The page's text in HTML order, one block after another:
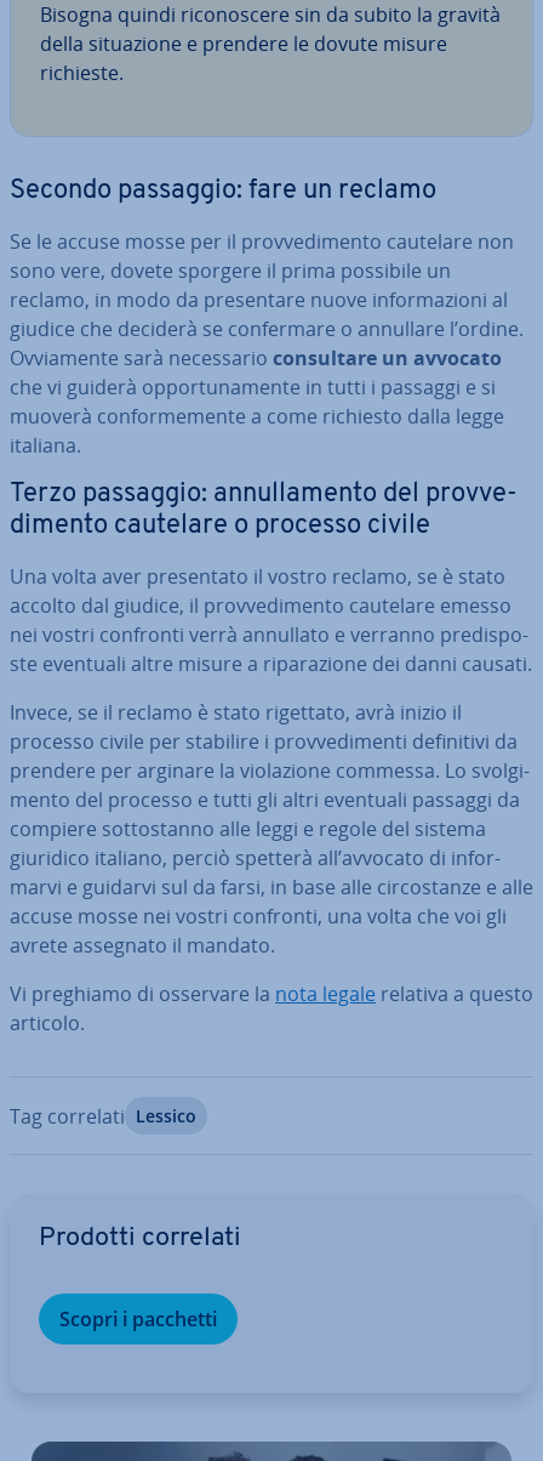
Bisogna quindi ri­co­no­sce­re sin da subito la gravità
della si­tua­zio­ne e prendere le dovute misure
richieste.
Secondo passaggio: fare un reclamo
Se le accuse mosse per il prov­ve­di­men­to cautelare non
sono vere, dovete sporgere il prima possibile un
reclamo, in modo da pre­sen­ta­re nuove in­for­ma­zio­ni al
giudice che deciderà se con­fer­ma­re o annullare l’ordine.
Ov­via­men­te sarà ne­ces­sa­rio con­sul­ta­re un avvocato
che vi guiderà op­por­tu­na­men­te in tutti i passaggi e si
muoverà con­for­me­men­te a come richiesto dalla legge
italiana.
Terzo passaggio: an­nul­la­men­to del prov­ve­
di­men­to cautelare o processo civile
Una volta aver pre­sen­ta­to il vostro reclamo, se è stato
accolto dal giudice, il prov­ve­di­men­to cautelare emesso
nei vostri confronti verrà annullato e verranno pre­di­spo­
ste eventuali altre misure a ri­pa­ra­zio­ne dei danni causati.
Invece, se il reclamo è stato rigettato, avrà inizio il
processo civile per stabilire i prov­ve­di­men­ti de­fi­ni­ti­vi da
prendere per arginare la vio­la­zio­ne commessa. Lo svol­gi­
men­to del processo e tutti gli altri eventuali passaggi da
compiere sot­to­stan­no alle leggi e regole del sistema
giuridico italiano, perciò spetterà all’avvocato di in­for­
mar­vi e guidarvi sul da farsi, in base alle cir­co­stan­ze e alle
accuse mosse nei vostri confronti, una volta che voi gli
avrete assegnato il mandato.
Vi preghiamo di osservare la nota legale relativa a questo
articolo.
Tag correlati Lessico
Prodotti correlati
Scopri i pacchetti